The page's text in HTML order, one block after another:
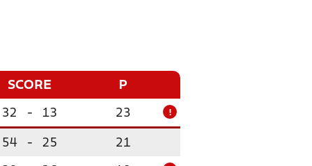
SCORE P
32 - 13 23 !
54 - 25 21